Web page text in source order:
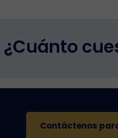
¿Cuánto
Contáctenos